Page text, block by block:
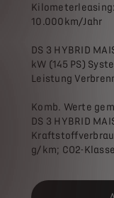
10.000km/Jahr
DS 3 HYBRID
kW (145 PS)
Leistung
Komb. Werte
DS 3 HYBRID
g/km; CO2-